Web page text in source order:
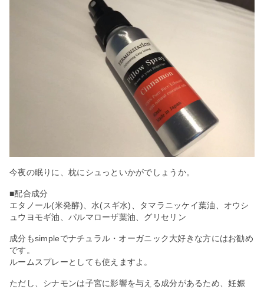
今夜の眠りに、枕にシュっといかがでしょうか。
■配合成分
エタノール(米発酵)、水(スギ水)、タマラニッケイ葉油、オウシ
ュウヨモギ油、パルマローザ葉油、グリセリン
成分もsimpleでナチュラル・オーガニック大好きな方にはお勧め
です。
ルームスプレーとしても使えますよ。
ただし、シナモンは子宮に影響を与える成分があるため、妊娠